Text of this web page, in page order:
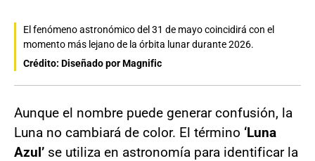
El fenómeno astronómico del 31 de mayo coincidirá con el
momento más lejano de la órbita lunar durante 2026.
Crédito: Diseñado por Magnific
Aunque el nombre puede generar confusión, la
Luna no cambiará de color. El término ‘Luna
Azul’ se utiliza en astronomía para identificar la